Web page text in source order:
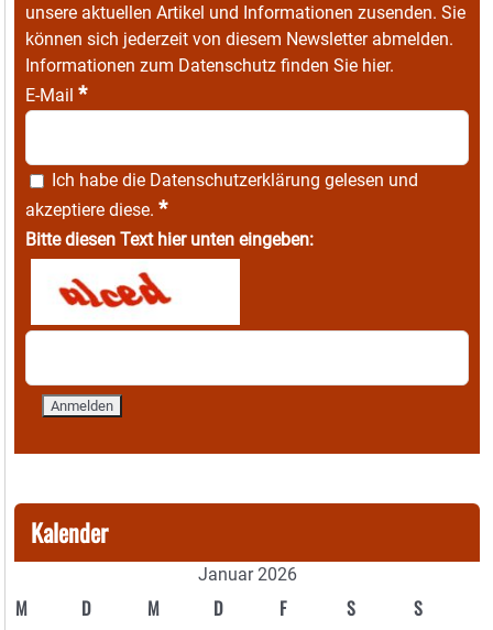
unsere aktuellen Artikel und Informationen zusenden. Sie
können sich jederzeit von diesem Newsletter abmelden.
Informationen zum Datenschutz finden Sie hier.
E-Mail *
Ich habe die Datenschutzerklärung gelesen und
akzeptiere diese. *
Bitte diesen Text hier unten eingeben:
Kalender
Januar 2026
M D M D F S S